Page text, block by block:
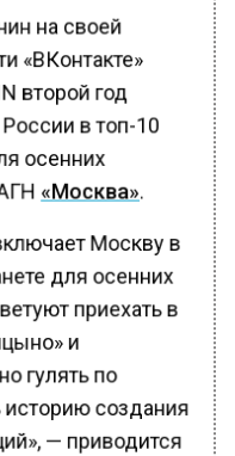
на своей
«ВКонтакте»
второй год
в топ-10
осенних
«Москва»
Москву в
для осенних
приехать в
и
гулять по
историю создания
— приводится